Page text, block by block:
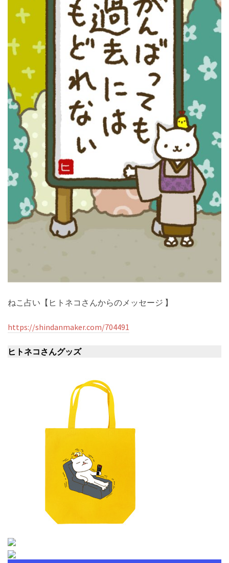
ねこ占い【ヒトネコさんからのメッセージ 】
https://shindanmaker.com/704491
ヒトネコさんグッズ